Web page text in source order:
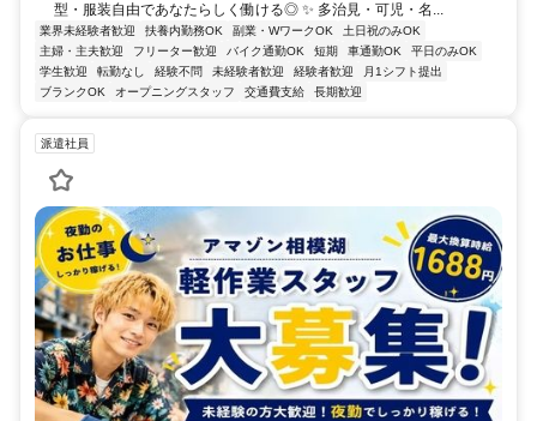
型・服装自由であなたらしく働ける◎ ✨ 多治見・可児・名...
業界未経験者歓迎 扶養内勤務OK 副業・WワークOK
土日祝のみOK
主婦・主夫歓迎
フリーター歓迎 バイク通勤OK 短期 車通勤OK
平日のみOK
学生歓迎
転勤なし 経験不問 未経験者歓迎 経験者歓迎
月1シフト提出
ブランクOK
オープニングスタッフ 交通費支給 長期歓迎
派遣社員